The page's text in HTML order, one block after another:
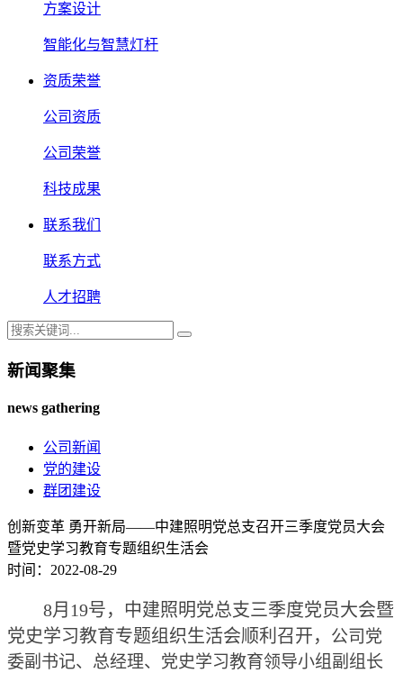
方案设计
智能化与智慧灯杆
资质荣誉
公司资质
公司荣誉
科技成果
联系我们
联系方式
人才招聘
新闻聚集
news gathering
公司新闻
党的建设
群团建设
创新变革 勇开新局——中建照明党总支召开三季度党员大会
暨党史学习教育专题组织生活会
时间：2022-08-29
8月19号，中建照明党总支三季度党员大会暨
党史学习教育专题组织生活会顺利召开， 公司党
委副书记、总经理、党史学习教育领导小组副组长